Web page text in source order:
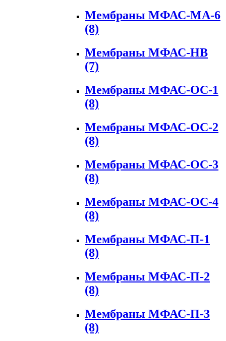
Мембраны МФАС-МА-6
(8)
Мембраны МФАС-НВ
(7)
Мембраны МФАС-ОС-1
(8)
Мембраны МФАС-ОС-2
(8)
Мембраны МФАС-ОС-3
(8)
Мембраны МФАС-ОС-4
(8)
Мембраны МФАС-П-1
(8)
Мембраны МФАС-П-2
(8)
Мембраны МФАС-П-3
(8)